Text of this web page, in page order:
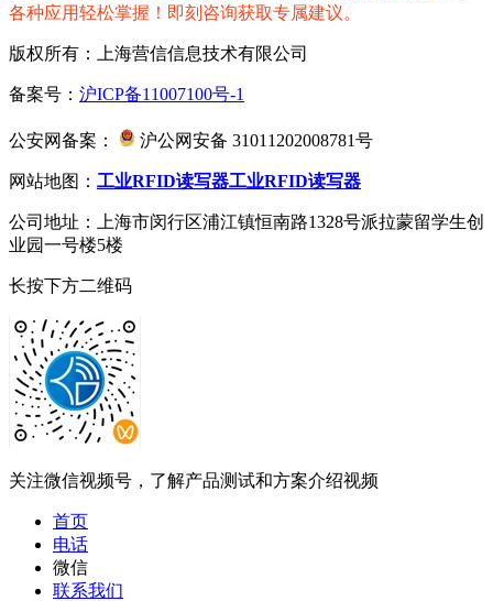
各种应用轻松掌握！即刻咨询获取专属建议。
版权所有：上海营信信息技术有限公司
备案号： 沪ICP备11007100号-1
公安网备案： 沪公网安备 31011202008781号
网站地图： 工业RFID读写器工业RFID读写器
公司地址：上海市闵行区浦江镇恒南路1328号派拉蒙留学生创
业园一号楼5楼
长按下方二维码
关注微信视频号，了解产品测试和方案介绍视频
首页
电话
微信
联系我们